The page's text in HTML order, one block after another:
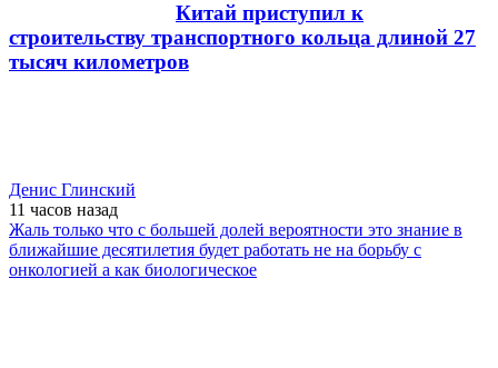
Китай приступил к
строительству транспортного кольца длиной 27
тысяч километров
Денис Глинский
11 часов назад
Жаль только что с большей долей вероятности это знание в
ближайшие десятилетия будет работать не на борьбу с
онкологией а как биологическое